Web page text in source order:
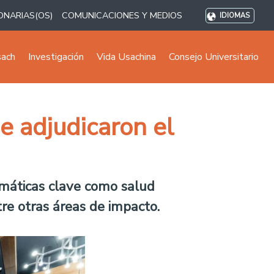
COMUNICACIONES Y MEDIOS IDIOMAS
Investigación Vida Usachina Consejo Universitario
adjudicaron el
clave como salud
otras áreas de impacto.